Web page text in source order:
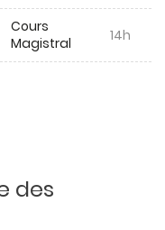
Cours
Magistral
14h
des